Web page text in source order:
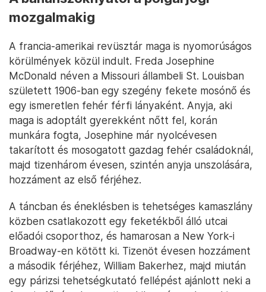
mozgalmakig
A francia-amerikai revüsztár maga is nyomorúságos
körülmények közül indult. Freda Josephine
McDonald néven a Missouri állambeli St. Louisban
született 1906-ban egy szegény fekete mosónő és
egy ismeretlen fehér férfi lányaként. Anyja, aki
maga is adoptált gyerekként nőtt fel, korán
munkára fogta, Josephine már nyolcévesen
takarított és mosogatott gazdag fehér családoknál,
majd tizenhárom évesen, szintén anyja unszolására,
hozzáment az első férjéhez.
A táncban és éneklésben is tehetséges kamaszlány
közben csatlakozott egy feketékből álló utcai
előadói csoporthoz, és hamarosan a New York-i
Broadway-en kötött ki. Tizenöt évesen hozzáment
a második férjéhez, William Bakerhez, majd miután
egy párizsi tehetségkutató fellépést ajánlott neki a